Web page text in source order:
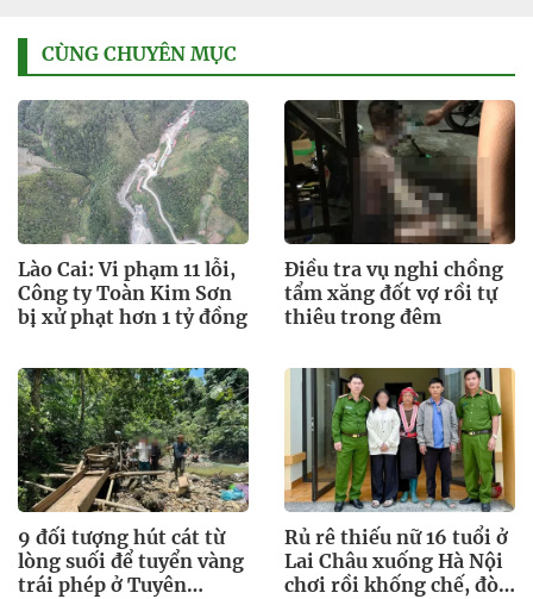
CÙNG CHUYÊN MỤC
Lào Cai: Vi phạm 11 lỗi,
Công ty Toàn Kim Sơn
bị xử phạt hơn 1 tỷ đồng
Điều tra vụ nghi chồng
tẩm xăng đốt vợ rồi tự
thiêu trong đêm
9 đối tượng hút cát từ
lòng suối để tuyển vàng
trái phép ở Tuyên
Rủ rê thiếu nữ 16 tuổi ở
Lai Châu xuống Hà Nội
chơi rồi khống chế, đòi